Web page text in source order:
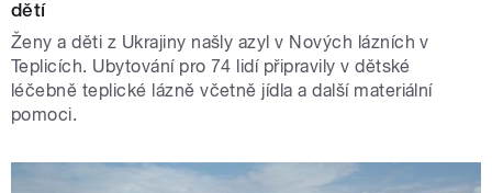
dětí
Ženy a děti z Ukrajiny našly azyl v Nových lázních v
Teplicích. Ubytování pro 74 lidí připravily v dětské
léčebně teplické lázně včetně jídla a další materiální
pomoci.